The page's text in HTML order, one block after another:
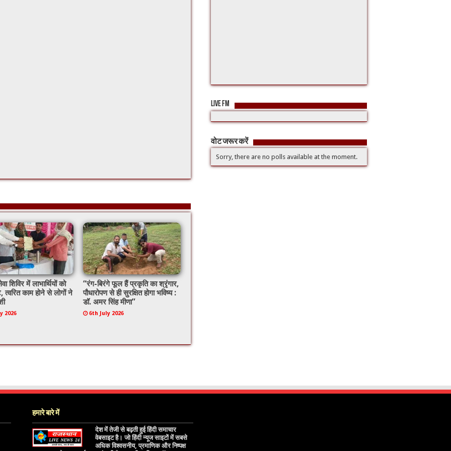
शिविर में लाभार्थियों को
त्वरित काम होने से लोगों ने
2026
“रंग-बिरंगे फूल हैं प्रकृति का श्रृंगार,
पौधारोपण से ही सुरक्षित होगा भविष्य :
डॉ. अमर सिंह मीणा”
6th July 2026
LIVE FM
वोट जरूर करें
Sorry, there are no polls available at the moment.
हमारे बारे में
देश में तेजी से बढ़ती हुई हिंदी समाचार
वेबसाइट है। जो हिंदी न्यूज साइटों में सबसे
अधिक विश्वसनीय, प्रमाणिक और निष्पक्ष